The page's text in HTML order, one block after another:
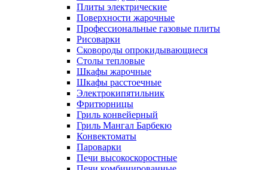
Плиты электрические
Поверхности жарочные
Профессиональные газовые плиты
Рисоварки
Сковороды опрокидывающиеся
Столы тепловые
Шкафы жарочные
Шкафы расстоечные
Электрокипятильник
Фритюрницы
Гриль конвейерный
Гриль Мангал Барбекю
Конвектоматы
Пароварки
Печи высокоскоростные